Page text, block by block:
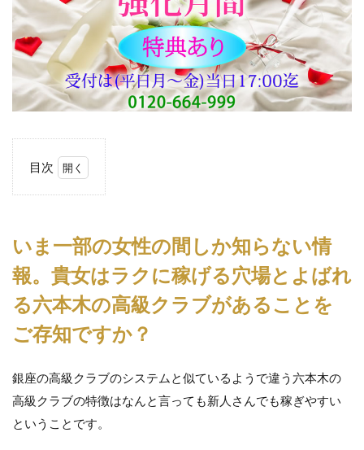
目次
の女
性の
間し
か知
らな
い情
報。
貴女
クに
る穴
場と
いま一部の女性の間しか知らない情
報。貴女はラクに稼げる穴場とよばれ
る六本木の高級クラブがあることを
ご存知ですか？
銀座の高級クラブのシステムと似ているようで違う六本木の
高級クラブの特徴はなんと言っても新人さんでも稼ぎやすい
ということです。